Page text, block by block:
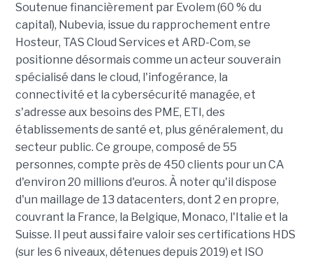
Soutenue financièrement par Evolem (60 % du
capital), Nubevia, issue du rapprochement entre
Hosteur, TAS Cloud Services et ARD-Com, se
positionne désormais comme un acteur souverain
spécialisé dans le cloud, l'infogérance, la
connectivité et la cybersécurité managée, et
s'adresse aux besoins des PME, ETI, des
établissements de santé et, plus généralement, du
secteur public. Ce groupe, composé de 55
personnes, compte près de 450 clients pour un CA
d'environ 20 millions d'euros. À noter qu'il dispose
d'un maillage de 13 datacenters, dont 2 en propre,
couvrant la France, la Belgique, Monaco, l'Italie et la
Suisse. Il peut aussi faire valoir ses certifications HDS
(sur les 6 niveaux, détenues depuis 2019) et ISO